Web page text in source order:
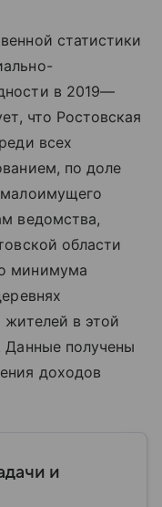
статистики
в 2019—
что Ростовская
всех
по доле
ведомства,
области
минимума
в этой
Данные получены
доходов
и